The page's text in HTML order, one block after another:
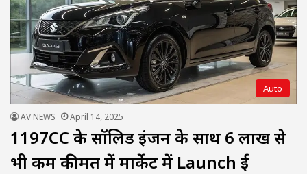
Auto
AV NEWS April 14, 2025
1197CC के सॉलिड इंजन के साथ 6 लाख से
भी कम कीमत में मार्केट में Launch हुई